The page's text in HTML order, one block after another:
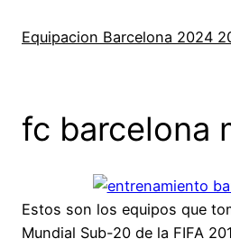
Equipacion Barcelona 2024
fc barcelona
Estos son los equipos que
Mundial Sub-20 de la FIFA